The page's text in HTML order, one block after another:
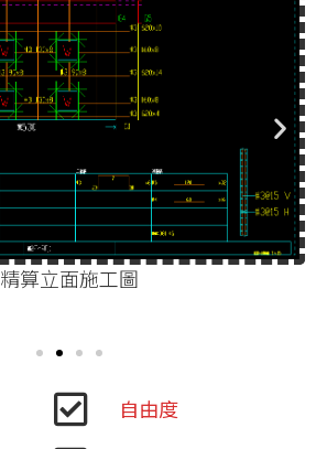
精算立面施工圖
自由度